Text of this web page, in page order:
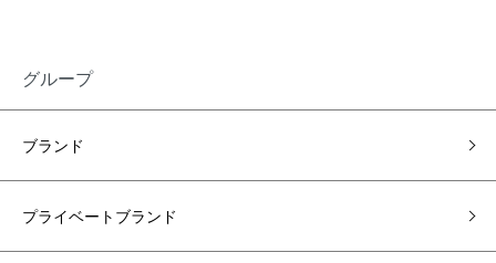
グループ
ブランド
プライベートブランド